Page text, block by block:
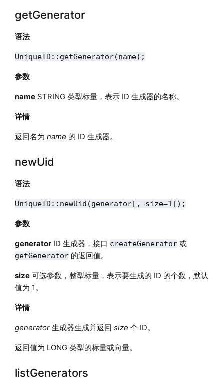
getGenerator
语法
UniqueID::getGenerator(name);
参数
nameSTRING 类型标量，表示 ID 生成器的名称。
详情
返回名为 name 的 ID 生成器。
newUid
语法
UniqueID::newUid(generator[, size=1]);
参数
generatorID 生成器，接口 createGenerator或
getGenerator的返回值。
size可选参数，整型标量，表示要生成的 ID 的个数，默认
值为 1。
详情
generator生成器生成并返回 size 个 ID。
返回值为 LONG 类型的标量或向量。
listGenerators